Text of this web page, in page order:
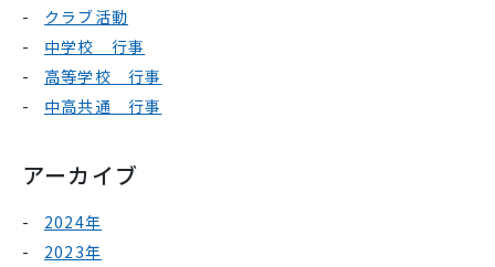
クラブ活動
中学校 行事
高等学校 行事
中高共通 行事
アーカイブ
2024年
2023年